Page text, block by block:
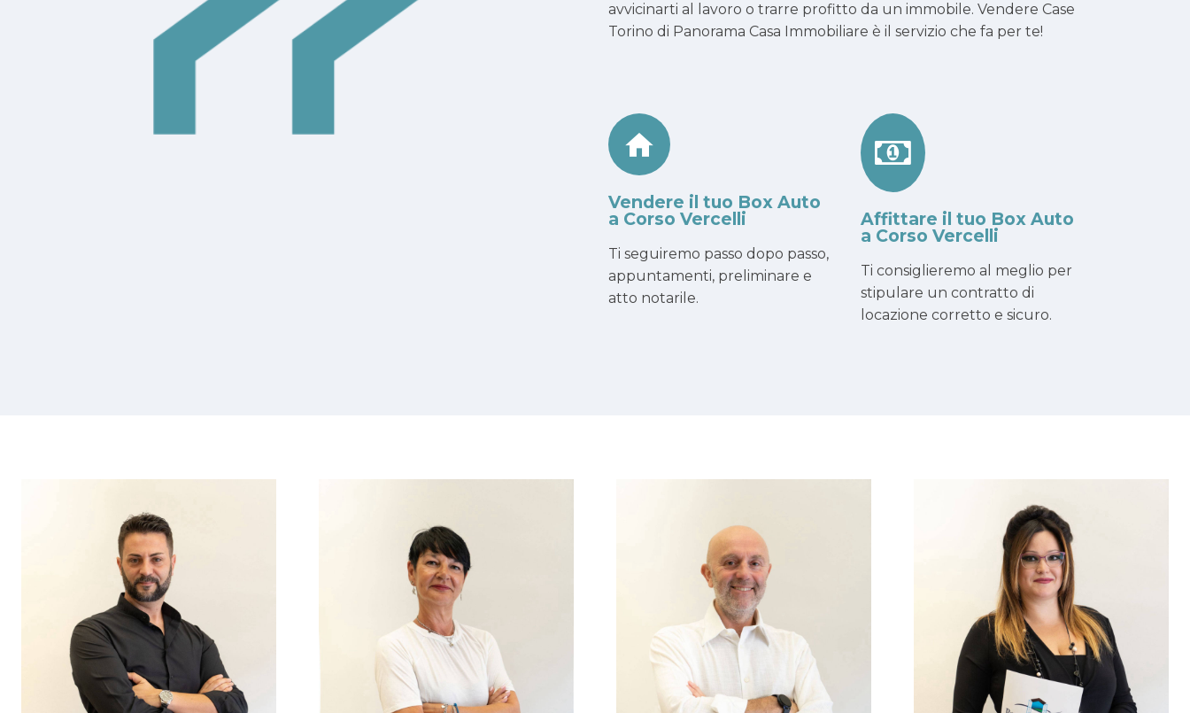
avvicinarti al lavoro o trarre profitto da un immobile. Vendere Case
Torino di Panorama Casa Immobiliare è il servizio che fa per te!
Vendere il tuo Box Auto
a Corso Vercelli
Ti seguiremo passo dopo passo,
appuntamenti, preliminare e
atto notarile.
Affittare il tuo Box Auto
a Corso Vercelli
Ti consiglieremo al meglio per
stipulare un contratto di
locazione corretto e sicuro.